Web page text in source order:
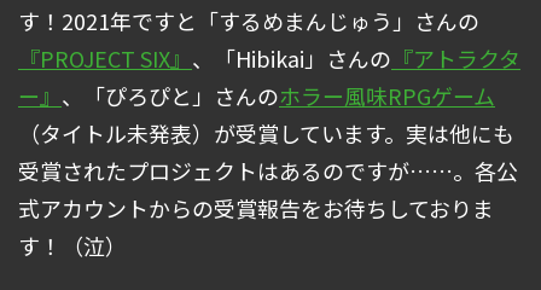
す！2021年ですと「するめまんじゅう」さんの
『PROJECT SIX』 、「Hibikai」さんの 『アトラクタ
ー』 、「ぴろぴと」さんのホラー風味RPGゲーム
（タイトル未発表）が受賞しています。実は他にも
受賞されたプロジェクトはあるのですが……。各公
式アカウントからの受賞報告をお待ちしておりま
す！（泣）